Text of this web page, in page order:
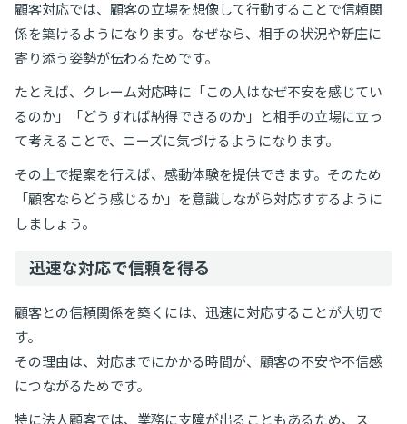
顧客対応では、顧客の立場を想像して行動することで信頼関
係を築けるようになります。なぜなら、相手の状況や新庄に
寄り添う姿勢が伝わるためです。
たとえば、クレーム対応時に「この人はなぜ不安を感じてい
るのか」「どうすれば納得できるのか」と相手の立場に立っ
て考えることで、ニーズに気づけるようになります。
その上で提案を行えば、感動体験を提供できます。そのため
「顧客ならどう感じるか」を意識しながら対応すするように
しましょう。
迅速な対応で信頼を得る
顧客との信頼関係を築くには、迅速に対応することが大切で
す。
その理由は、対応までにかかる時間が、顧客の不安や不信感
につながるためです。
特に法人顧客では、業務に支障が出ることもあるため、ス